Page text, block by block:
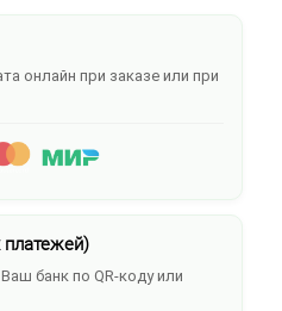
онлайн при заказе или при
банк по QR-коду или